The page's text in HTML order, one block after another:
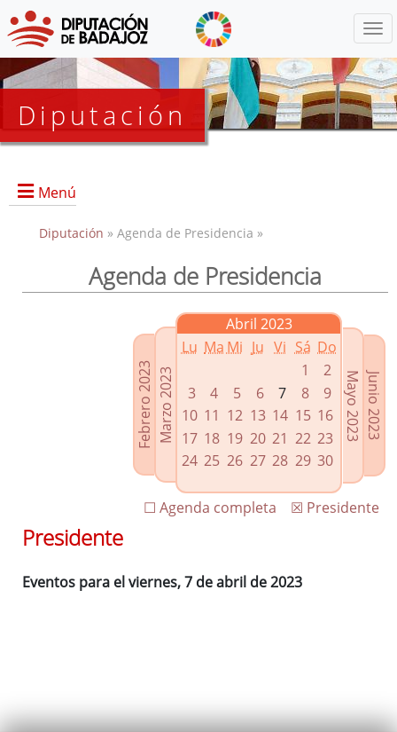
Diputación
Menú
Presidencia
Enlaces relacionados
Agenda de Presidencia
Plenos provinciales y Juntas de gobierno
Oficina de Proyectos Europeos
Diputación » Agenda de Presidencia »
Agenda de Presidencia
Febrero 2023Marzo 2023
Abril 2023
Lu Ma Mi Ju Vi Sá Do
1
2
3
4 5 6 7 8
9
10 11 12 13 14 15 16
17 18 19 20 21 22 23
24 25 26 27 28 29 30
Junio 2023
Mayo 2023
☒ Presidente
☐ Agenda completa
Presidente
Eventos para el viernes, 7 de abril de 2023